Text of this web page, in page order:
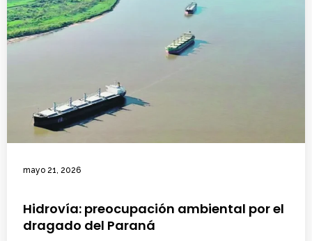
mayo 21, 2026
Hidrovía: preocupación ambiental por el
dragado del Paraná